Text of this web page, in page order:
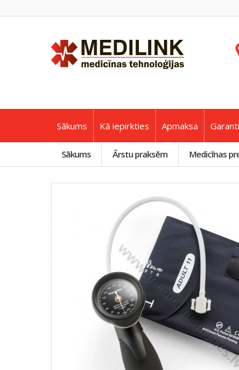
Sākums Kā iepirkties Apmaksa
Sākums Ārstu praksēm Medicīnas